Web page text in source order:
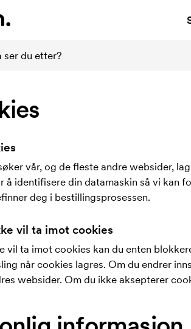
vår, og de fleste andre websider,
å identifisere din datamaskin så vi kan
deg i bestillingsprosessen.
vil ta imot cookies
vil ta imot cookies kan du enten
når cookies lagres. Om du endrer
websider. Om du ikke aksepterer